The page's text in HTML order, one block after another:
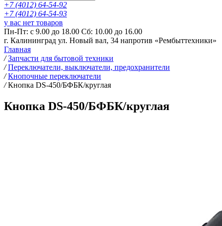
+7 (4012) 64-54-92
+7 (4012) 64-54-93
у вас нет товаров
Пн-Пт: с 9.00 до 18.00 Сб: 10.00 до 16.00
г. Калининград ул. Новый вал, 34 напротив «Рембыттехники»
Главная
/ Запчасти для бытовой техники
/ Переключатели, выключатели, предохранители
/ Кнопочные переключатели
/ Кнопка DS-450/БФБК/круглая
Кнопка DS-450/БФБК/круглая